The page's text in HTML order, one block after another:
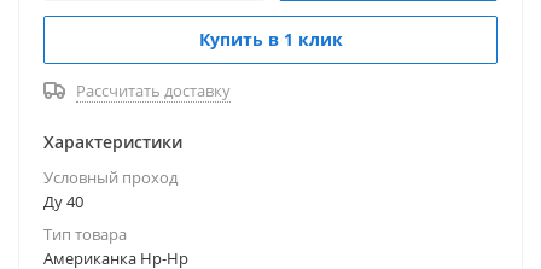
Герметизация соединения обеспечивается
промежуточной прокладкой PTFE.
Купить в 1 клик
Рассчитать доставку
Характеристики
Условный проход
Ду 40
Тип товара
Американка Нр-Нр